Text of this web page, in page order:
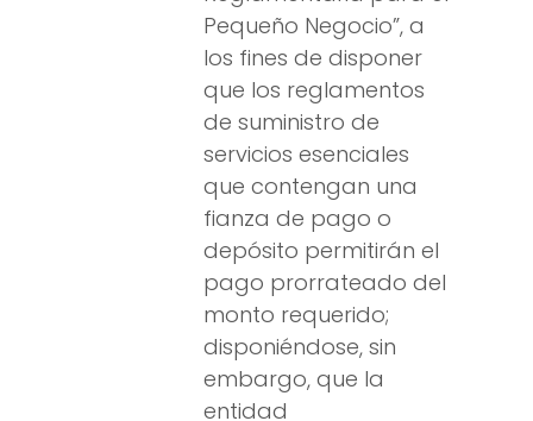
Pequeño Negocio”, a
los fines de disponer
que los reglamentos
de suministro de
servicios esenciales
que contengan una
fianza de pago o
depósito permitirán el
pago prorrateado del
monto requerido;
disponiéndose, sin
embargo, que la
entidad